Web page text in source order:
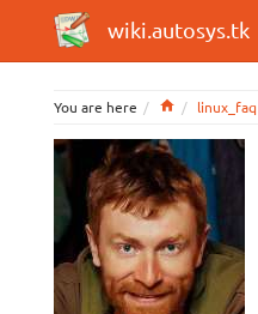
wiki.autosys.tk
You are here Homelinux_faq